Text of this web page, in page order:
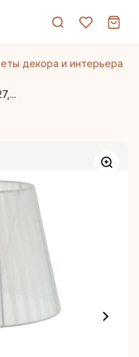
декора и интерьера